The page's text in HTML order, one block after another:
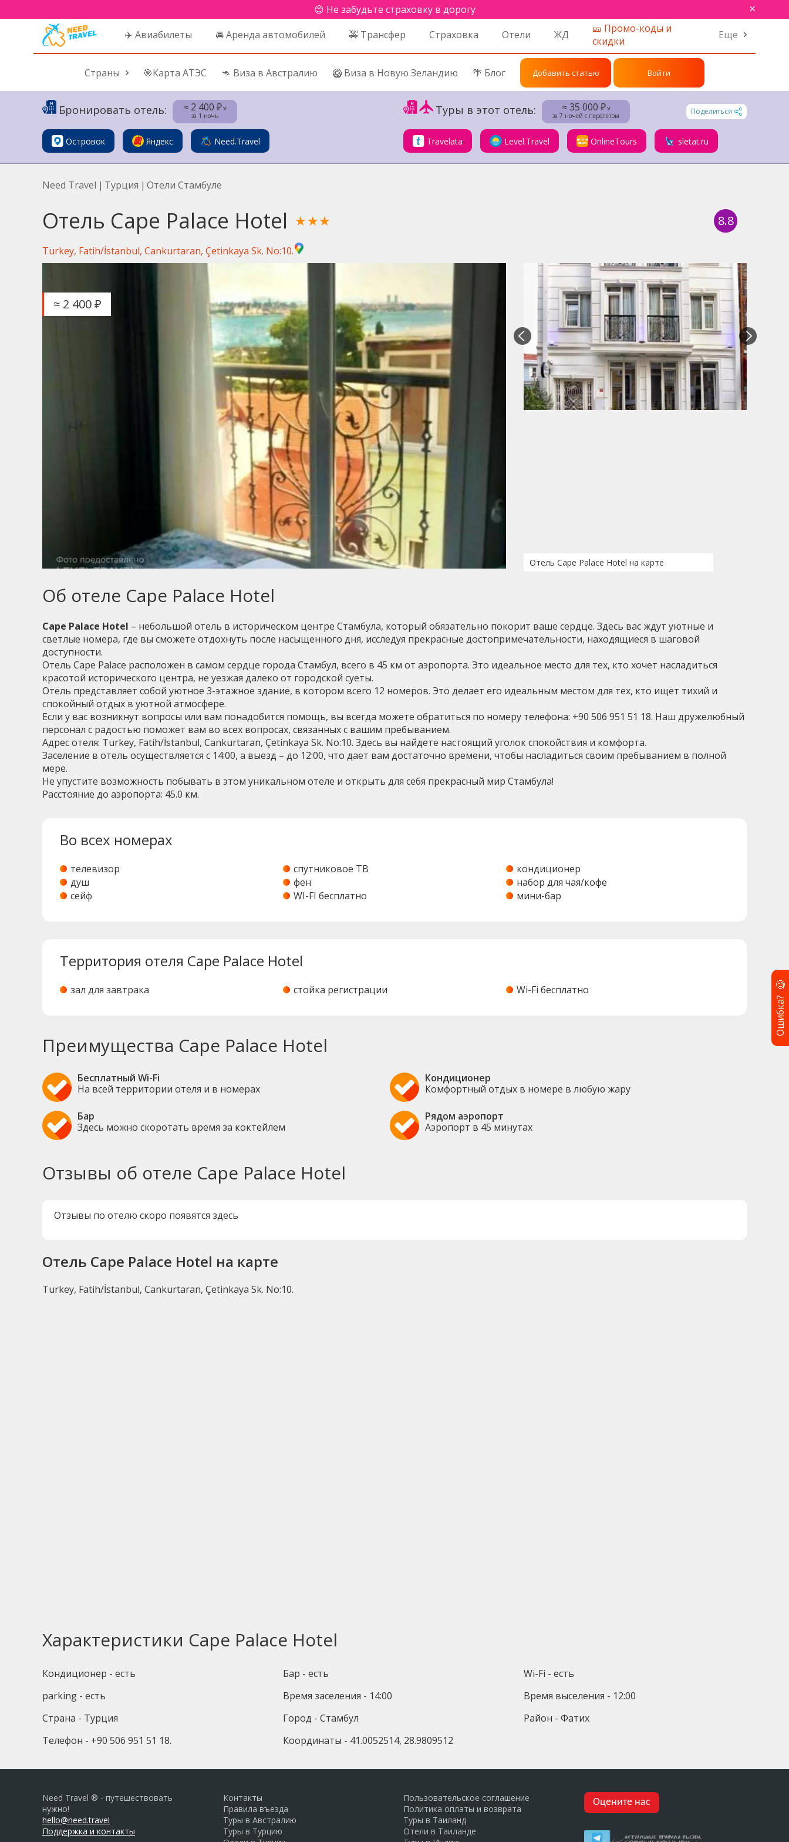
😊 Не забудьте страховку в дорогу ×
✈️ Авиабилеты 🚘 Аренда автомобилей 🚕 Трансфер Страховка Отели ЖД
🎫 Промо-коды и
скидки
Еще
Страны 🎯Карта АТЭС 🦘 Виза в Австралию 🥝 Виза в Новую Зеландию 🌴 Блог Добавить статью Войти
Бронировать отель: ≈ 2 400 ₽˅
за 1 ночь
Островок Яндекс Need.Travel
Туры в этот отель: ≈ 35 000 ₽˅
за 7 ночей с перелетом
Поделиться
Travelata Level.Travel OnlineTours sletat.ru
Need Travel | Турция | Отели Стамбуле
Отель Cape Palace Hotel ★★★ 8.8
Turkey, Fatih/İstanbul, Cankurtaran, Çetinkaya Sk. No:10.
≈ 2 400 ₽
Отель Cape Palace Hotel на карте
Об отеле Cape Palace Hotel
Cape Palace Hotel – небольшой отель в историческом центре Стамбула, который обязательно покорит ваше сердце. Здесь вас ждут уютные и
светлые номера, где вы сможете отдохнуть после насыщенного дня, исследуя прекрасные достопримечательности, находящиеся в шаговой
доступности.
Отель Cape Palace расположен в самом сердце города Стамбул, всего в 45 км от аэропорта. Это идеальное место для тех, кто хочет насладиться
красотой исторического центра, не уезжая далеко от городской суеты.
Отель представляет собой уютное 3-этажное здание, в котором всего 12 номеров. Это делает его идеальным местом для тех, кто ищет тихий и
спокойный отдых в уютной атмосфере.
Если у вас возникнут вопросы или вам понадобится помощь, вы всегда можете обратиться по номеру телефона: +90 506 951 51 18. Наш дружелюбный
персонал с радостью поможет вам во всех вопросах, связанных с вашим пребыванием.
Адрес отеля: Turkey, Fatih/İstanbul, Cankurtaran, Çetinkaya Sk. No:10. Здесь вы найдете настоящий уголок спокойствия и комфорта.
Заселение в отель осуществляется с 14:00, а выезд – до 12:00, что дает вам достаточно времени, чтобы насладиться своим пребыванием в полной
мере.
Не упустите возможность побывать в этом уникальном отеле и открыть для себя прекрасный мир Стамбула!
Расстояние до аэропорта: 45.0 км.
Во всех номерах
телевизор спутниковое ТВ
кондиционер
душ
фен
набор для чая/кофе
сейф
WI-FI бесплатно мини-бар
Территория отеля Cape Palace Hotel
зал для завтрака стойка регистрации Wi-Fi бесплатно
Преимущества Cape Palace Hotel
Бесплатный Wi-Fi
На всей территории отеля и в номерах
Кондиционер
Комфортный отдых в номере в любую жару
Бар
Здесь можно скоротать время за коктейлем
Рядом аэропорт
Аэропорт в 45 минутах
Отзывы об отеле Cape Palace Hotel
Отзывы по отелю скоро появятся здесь
Отель Cape Palace Hotel на карте
Turkey, Fatih/İstanbul, Cankurtaran, Çetinkaya Sk. No:10.
Характеристики Cape Palace Hotel
Кондиционер - есть Бар - есть
Wi-Fi - есть
parking - есть
Время заселения - 14:00
Время выселения - 12:00
Страна - Турция
Город - Стамбул
Район - Фатих
Телефон - +90 506 951 51 18.
Координаты - 41.0052514, 28.9809512
Need Travel ® - путешествовать
нужно!
hello@need.travel
Поддержка и контакты
Контакты
Правила въезда
Туры в Австралию
Туры в Турцию
Пользовательское соглашение
Политика оплаты и возврата
Туры в Таиланд
Отели в Таиланде
Оцените нас
Ошибка?
🧐